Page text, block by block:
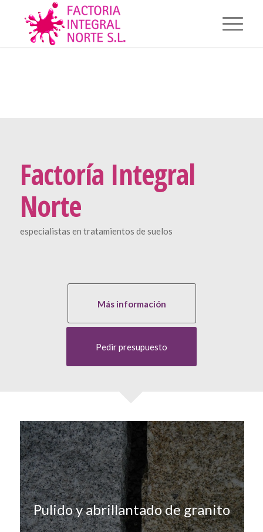
Factoría Integral
Norte
especialistas en tratamientos de suelos
Más información
Pedir presupuesto
Pulido y abrillantado de granito